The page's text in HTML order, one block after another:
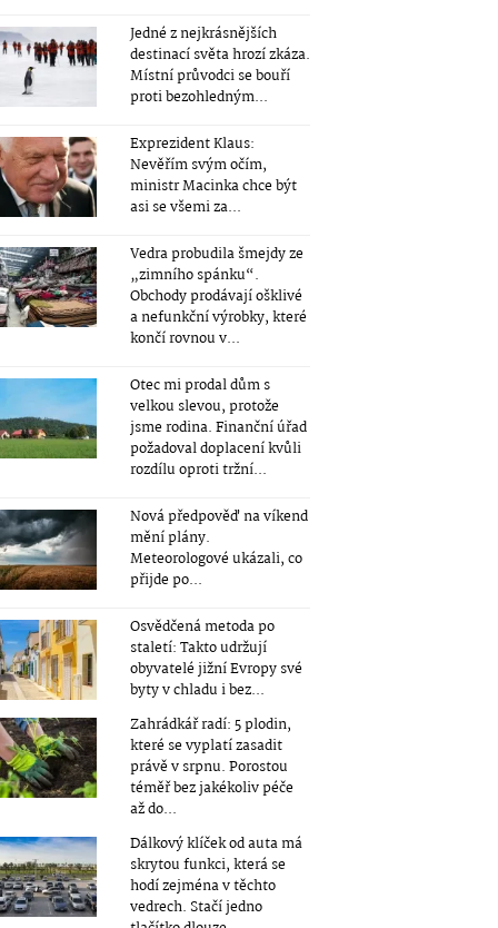
Jedné z nejkrásnějších
destinací světa hrozí zkáza.
Místní průvodci se bouří
proti bezohledným...
Exprezident Klaus:
Nevěřím svým očím,
ministr Macinka chce být
asi se všemi za...
Vedra probudila šmejdy ze
„zimního spánku“.
Obchody prodávají ošklivé
a nefunkční výrobky, které
končí rovnou v...
Otec mi prodal dům s
velkou slevou, protože
jsme rodina. Finanční úřad
požadoval doplacení kvůli
rozdílu oproti tržní...
Nová předpověď na víkend
mění plány.
Meteorologové ukázali, co
přijde po...
Osvědčená metoda po
staletí: Takto udržují
obyvatelé jižní Evropy své
byty v chladu i bez...
Zahrádkář radí: 5 plodin,
které se vyplatí zasadit
právě v srpnu. Porostou
téměř bez jakékoliv péče
až do...
Dálkový klíček od auta má
skrytou funkci, která se
hodí zejména v těchto
vedrech. Stačí jedno